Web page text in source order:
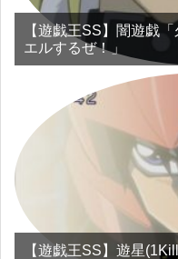
【遊戯王SS】闇遊戯
エルするぜ！」
【遊戯王SS】遊星